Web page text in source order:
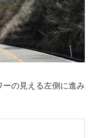
の見える左側に進み